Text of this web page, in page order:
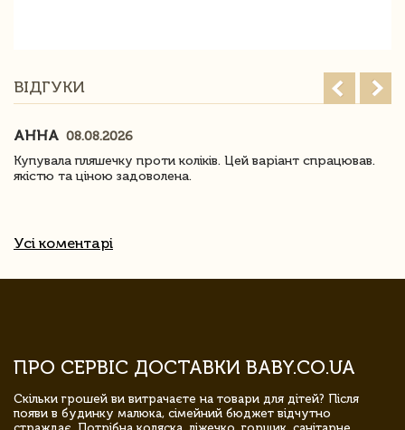
ВІДГУКИ
АННА 08.08.2026
Купувала пляшечку проти коліків. Цей варіант спрацював.
якістю та ціною задоволена.
Усі коментарі
ПРО СЕРВІС ДОСТАВКИ BABY.CO.UA
Скільки грошей ви витрачаєте на товари для дітей? Після
появи в будинку малюка, сімейний бюджет відчутно